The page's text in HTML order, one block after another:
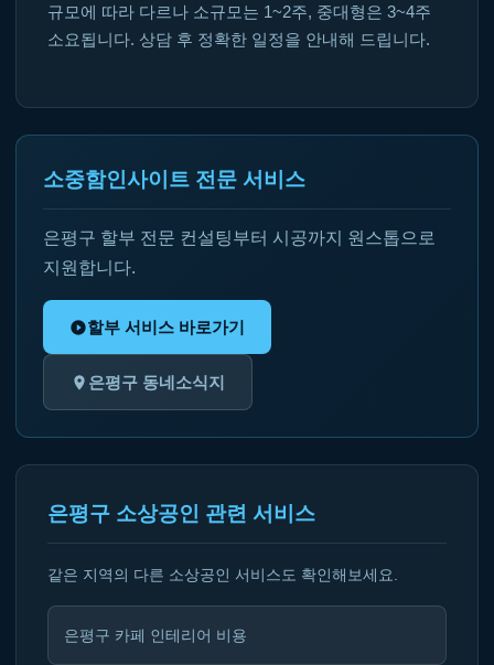
규모에 따라 다르나 소규모는 1~2주, 중대형은 3~4주
소요됩니다. 상담 후 정확한 일정을 안내해 드립니다.
소중함인사이트 전문 서비스
은평구 할부 전문 컨설팅부터 시공까지 원스톱으로
지원합니다.
할부 서비스 바로가기
은평구 동네소식지
은평구 소상공인 관련 서비스
같은 지역의 다른 소상공인 서비스도 확인해보세요.
은평구 카페 인테리어 비용